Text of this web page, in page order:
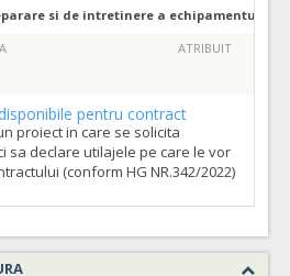
si de intretinere a echipamentului
ATRIBUIT
pentru contract
proiect in care se solicita
sa declare utilajele pe care le vor
(conform HG NR.342/2022)